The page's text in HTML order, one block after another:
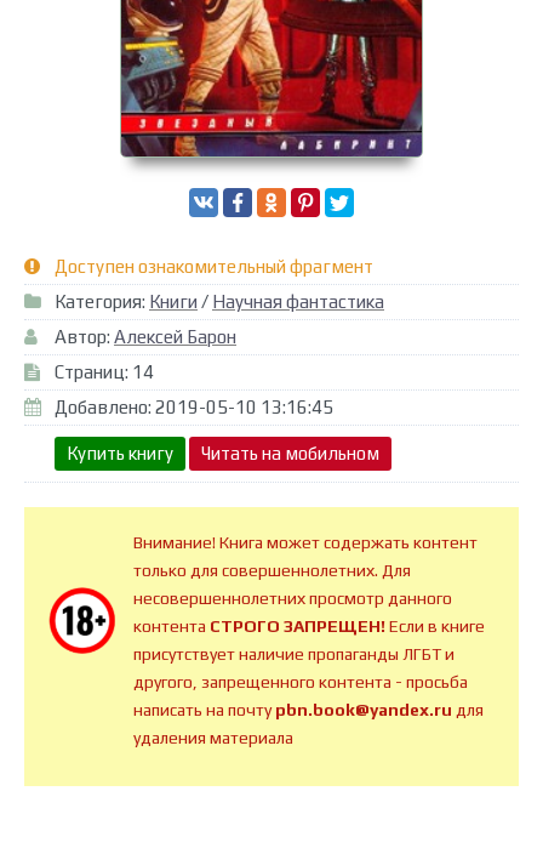
Доступен ознакомительный фрагмент
Категория: Книги / Научная фантастика
Автор: Алексей Барон
Страниц: 14
Добавлено: 2019-05-10 13:16:45
Купить книгу Читать на мобильном
Внимание! Книга может содержать контент
только для совершеннолетних. Для
несовершеннолетних просмотр данного
контента СТРОГО ЗАПРЕЩЕН!Если в книге
присутствует наличие пропаганды ЛГБТ и
другого, запрещенного контента - просьба
написать на почтуpbn.book@yandex.ru для
удаления материала